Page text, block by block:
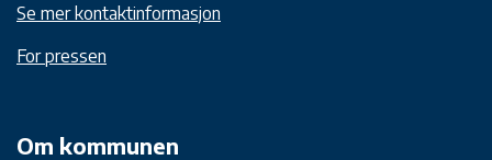
Se mer kontaktinformasjon
For pressen
Om kommunen